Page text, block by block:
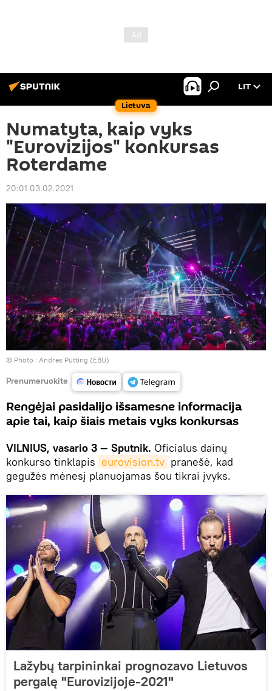
Lietuva
LIT
Numatyta, kaip vyks
"Eurovizijos" konkursas
Roterdame
20:01 03.02.2021
© Photo : Andres Putting (EBU)
Prenumeruokite
Rengėjai pasidalijo išsamesne informacija
apie tai, kaip šiais metais vyks konkursas
VILNIUS, vasario 3 — Sputnik. Oficialus dainų
konkurso tinklapis eurovision.tv pranešė, kad
gegužės mėnesį planuojamas šou tikrai įvyks.
Lažybų tarpininkai prognozavo Lietuvos
pergalę "Eurovizijoje-2021"